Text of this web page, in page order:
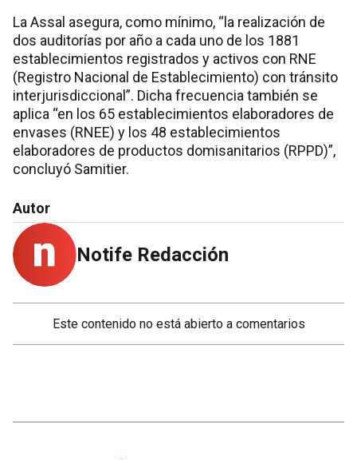
La Assal asegura, como mínimo, “la realización de
dos auditorías por año a cada uno de los 1881
establecimientos registrados y activos con RNE
(Registro Nacional de Establecimiento) con tránsito
interjurisdiccional”. Dicha frecuencia también se
aplica “en los 65 establecimientos elaboradores de
envases (RNEE) y los 48 establecimientos
elaboradores de productos domisanitarios (RPPD)”,
concluyó Samitier.
Autor
Notife Redacción
Este contenido no está abierto a comentarios